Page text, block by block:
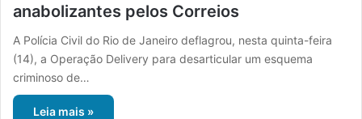
anabolizantes pelos Correios
A Polícia Civil do Rio de Janeiro deflagrou, nesta quinta-feira
(14), a Operação Delivery para desarticular um esquema
criminoso de…
Leia mais »